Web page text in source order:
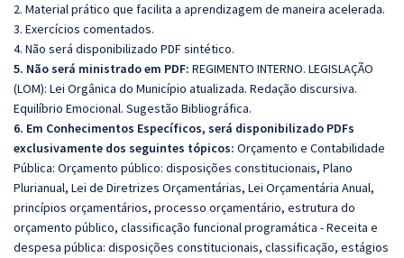
2. Material prático que facilita a aprendizagem de maneira acelerada.
3. Exercícios comentados.
4. Não será disponibilizado PDF sintético.
5. Não será ministrado em PDF: REGIMENTO INTERNO. LEGISLAÇÃO
(LOM): Lei Orgânica do Município atualizada. Redação discursiva.
Equilíbrio Emocional. Sugestão Bibliográfica.
6. Em Conhecimentos Específicos, será disponibilizado PDFs
exclusivamente dos seguintes tópicos: Orçamento e Contabilidade
Pública: Orçamento público: disposições constitucionais, Plano
Plurianual, Lei de Diretrizes Orçamentárias, Lei Orçamentária Anual,
princípios orçamentários, processo orçamentário, estrutura do
orçamento público, classificação funcional programática - Receita e
despesa pública: disposições constitucionais, classificação, estágios